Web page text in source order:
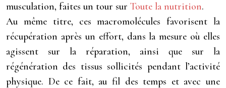
musculation, faites un tour sur Toute la nutrition.
Au même titre, ces macromolécules favorisent la
récupération après un effort, dans la mesure où elles
agissent sur la réparation, ainsi que sur la
régénération des tissus sollicités pendant l’activité
physique. De ce fait, au fil des temps et avec une